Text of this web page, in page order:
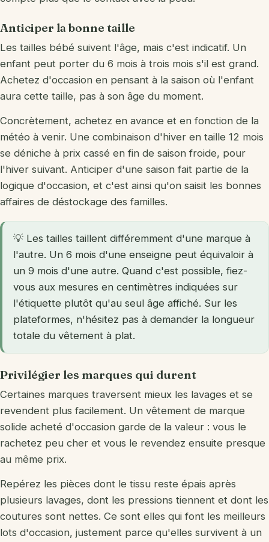
Anticiper la bonne taille
Les tailles bébé suivent l'âge, mais c'est indicatif. Un
enfant peut porter du 6 mois à trois mois s'il est grand.
Achetez d'occasion en pensant à la saison où l'enfant
aura cette taille, pas à son âge du moment.
Concrètement, achetez en avance et en fonction de la
météo à venir. Une combinaison d'hiver en taille 12 mois
se déniche à prix cassé en fin de saison froide, pour
l'hiver suivant. Anticiper d'une saison fait partie de la
logique d'occasion, et c'est ainsi qu'on saisit les bonnes
affaires de déstockage des familles.
💡 Les tailles taillent différemment d'une marque à
l'autre. Un 6 mois d'une enseigne peut équivaloir à
un 9 mois d'une autre. Quand c'est possible, fiez-
vous aux mesures en centimètres indiquées sur
l'étiquette plutôt qu'au seul âge affiché. Sur les
plateformes, n'hésitez pas à demander la longueur
totale du vêtement à plat.
Privilégier les marques qui durent
Certaines marques traversent mieux les lavages et se
revendent plus facilement. Un vêtement de marque
solide acheté d'occasion garde de la valeur : vous le
rachetez peu cher et vous le revendez ensuite presque
au même prix.
Repérez les pièces dont le tissu reste épais après
plusieurs lavages, dont les pressions tiennent et dont les
coutures sont nettes. Ce sont elles qui font les meilleurs
lots d'occasion, justement parce qu'elles survivent à un